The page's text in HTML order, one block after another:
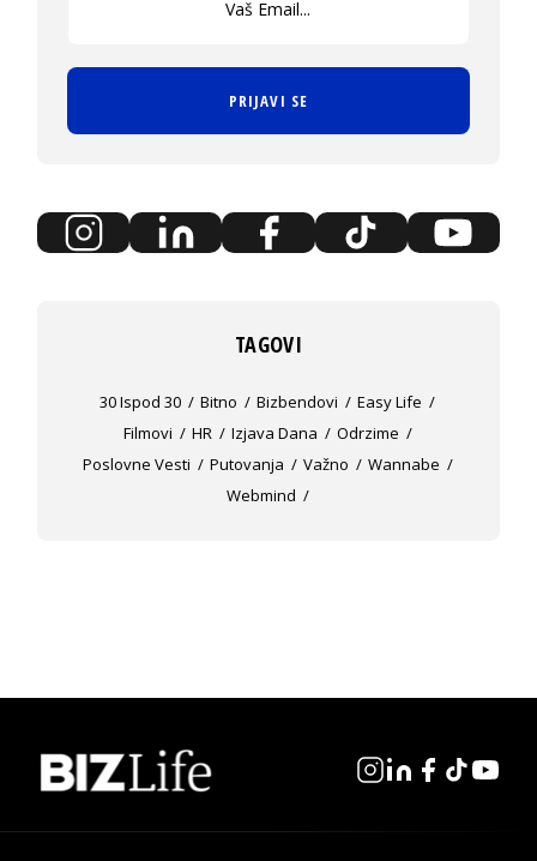
PRIJAVI SE
TAGOVI
30 Ispod 30 Bitno Bizbendovi
Easy Life
Filmovi
HR Izjava Dana
Odrzime
Poslovne Vesti
Putovanja Važno
Wannabe
Webmind